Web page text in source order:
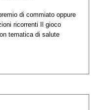
di commiato oppure
ricorrenti Il gioco
tematica di salute